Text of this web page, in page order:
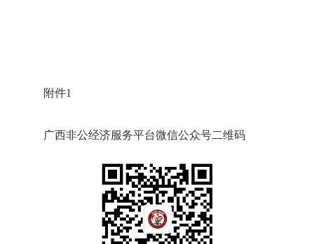
附件1
广西非公经济服务平台微信公众号二维码